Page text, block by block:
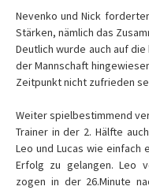
Nevenko und Nick
Stärken, nämlich das
Deutlich wurde auch auf
der Mannschaft
Zeitpunkt nicht zufrieden
Weiter spielbestimmend
Trainer in der 2. Hälfte
Leo und Lucas wie einfach
Erfolg zu gelangen. Leo
zogen in der 26.Minute